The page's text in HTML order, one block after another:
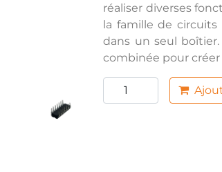
réaliser diverses
la famille de
dans un seul
combinée pour